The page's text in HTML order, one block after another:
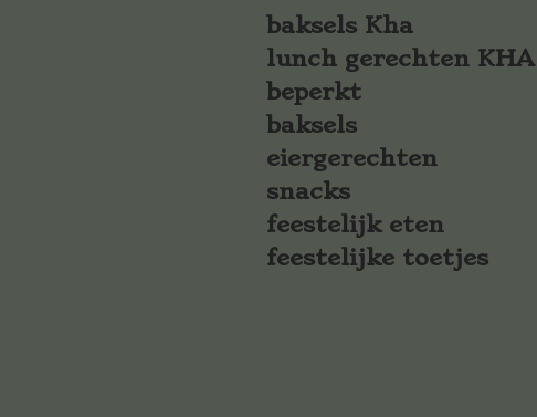
baksels Kha
lunch gerechten KHA
beperkt
baksels
eiergerechten
snacks
feestelijk eten
feestelijke toetjes